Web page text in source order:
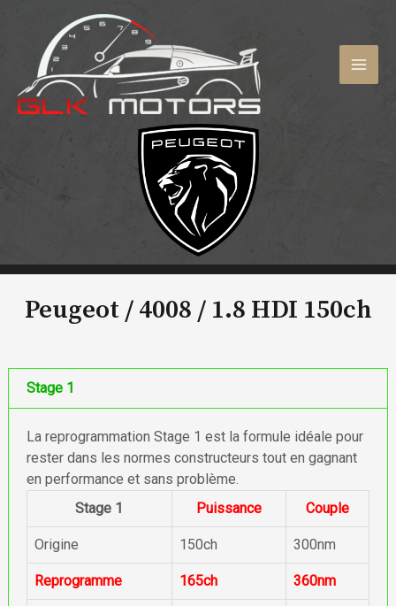
contenu
Peugeot / 4008 / 1.8 HDI 150ch
Stage 1
La reprogrammation Stage 1 est la formule idéale pour
rester dans les normes constructeurs tout en gagnant
en performance et sans problème.
Stage 1
Puissance Couple
Origine 150ch 300nm
Reprogramme 165ch 360nm